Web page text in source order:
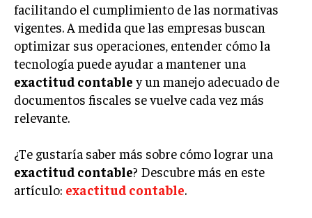
MARKETING
ESTRATEGIAS DE MARKETING
AGENCIAS DE MARKETING
AGENCIAS DE POSICIONAMIENTO WEB SEO
VENTA DE ENLACES
PUBLICIDAD
VENTAS Y PERSUASIÓN
facilitando el cumplimiento de las normativas
vigentes. A medida que las empresas buscan
optimizar sus operaciones, entender cómo la
tecnología puede ayudar a mantener una
exactitud contable y un manejo adecuado de
documentos fiscales se vuelve cada vez más
relevante.
¿Te gustaría saber más sobre cómo lograr una
exactitud contable? Descubre más en este
artículo: exactitud contable.